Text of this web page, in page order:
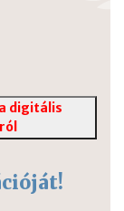
digitális